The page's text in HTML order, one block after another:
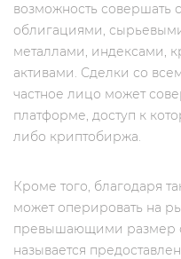
возможность совершать
облигациями,
металлами, индексами,
активами. Сделки со
частное лицо может
платформе, доступ к
либо криптобиржа.
Кроме того, благодаря
может оперировать на
превышающими размер
называется